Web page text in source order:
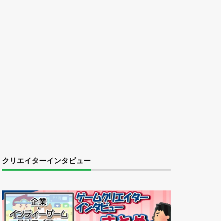
クリエイターインタビュー